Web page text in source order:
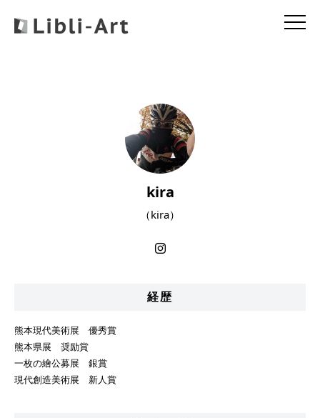
kira
（kira）
経歴
熊本現代美術展 優秀賞
熊本県展 奨励賞
一枚の繪公募展 銀賞
現代創造美術展 新人賞